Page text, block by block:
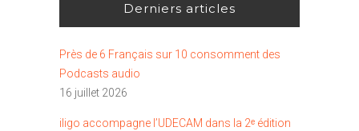
Derniers articles
Près de 6 Français sur 10 consomment des
Podcasts audio
16 juillet 2026
iligo accompagne l’UDECAM dans la 2ᵉ édition